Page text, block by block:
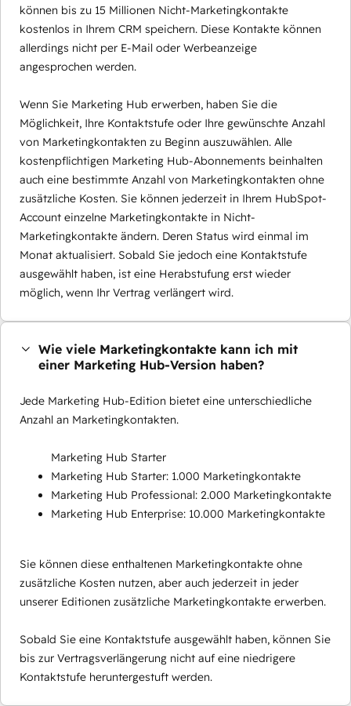
können bis zu 15 Millionen Nicht-Marketingkontakte
kostenlos in Ihrem CRM speichern. Diese Kontakte können
allerdings nicht per E-Mail oder Werbeanzeige
angesprochen werden.
Wenn Sie Marketing Hub erwerben, haben Sie die
Möglichkeit, Ihre Kontaktstufe oder Ihre gewünschte Anzahl
von Marketingkontakten zu Beginn auszuwählen. Alle
kostenpflichtigen Marketing Hub-Abonnements beinhalten
auch eine bestimmte Anzahl von Marketingkontakten ohne
zusätzliche Kosten. Sie können jederzeit in Ihrem HubSpot-
Account einzelne Marketingkontakte in Nicht-
Marketingkontakte ändern. Deren Status wird einmal im
Monat aktualisiert. Sobald Sie jedoch eine Kontaktstufe
ausgewählt haben, ist eine Herabstufung erst wieder
möglich, wenn Ihr Vertrag verlängert wird.
Wie viele Marketingkontakte kann ich mit
einer Marketing Hub-Version haben?
Jede Marketing Hub-Edition bietet eine unterschiedliche
Anzahl an Marketingkontakten.
Marketing Hub Starter
Marketing Hub Starter: 1.000 Marketingkontakte
Marketing Hub Professional: 2.000 Marketingkontakte
Marketing Hub Enterprise: 10.000 Marketingkontakte
Sie können diese enthaltenen Marketingkontakte ohne
zusätzliche Kosten nutzen, aber auch jederzeit in jeder
unserer Editionen zusätzliche Marketingkontakte erwerben.
Sobald Sie eine Kontaktstufe ausgewählt haben, können Sie
bis zur Vertragsverlängerung nicht auf eine niedrigere
Kontaktstufe heruntergestuft werden.